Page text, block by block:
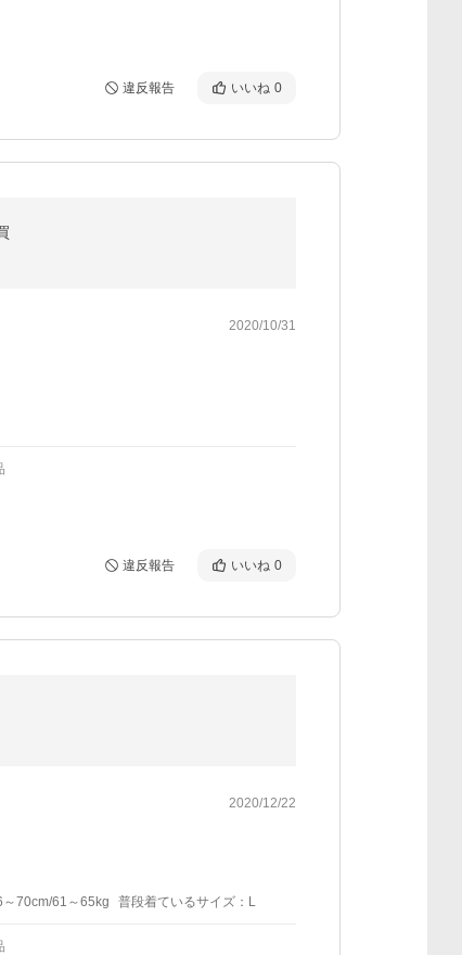
違反報告 いいね 0
2020/10/31
違反報告 いいね 0
2020/12/22
70cm/61～65kg
普段着ているサイズ：L